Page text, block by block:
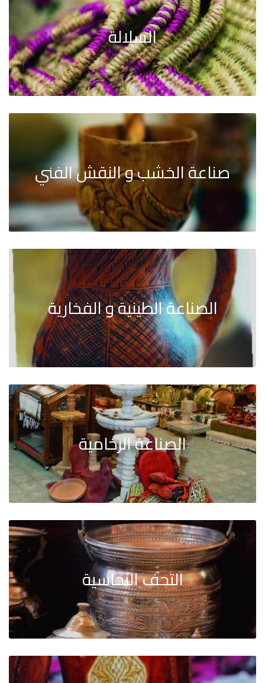
السلالة
صناعة الخشب و النقش الفني
الصناعة الطينية و الفخارية
الصناعة الرخامية
التحف النحاسية